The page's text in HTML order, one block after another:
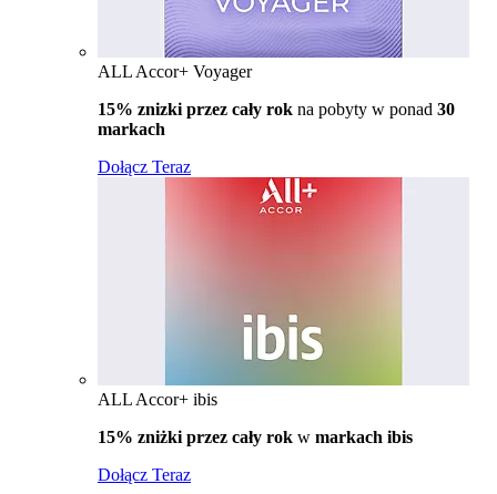
ALL Accor+ Voyager
15% znizki przez cały rok na pobyty w ponad 30
markach
Dołącz Teraz
ALL Accor+ ibis
15% zniżki przez cały rok w markach ibis
Dołącz Teraz